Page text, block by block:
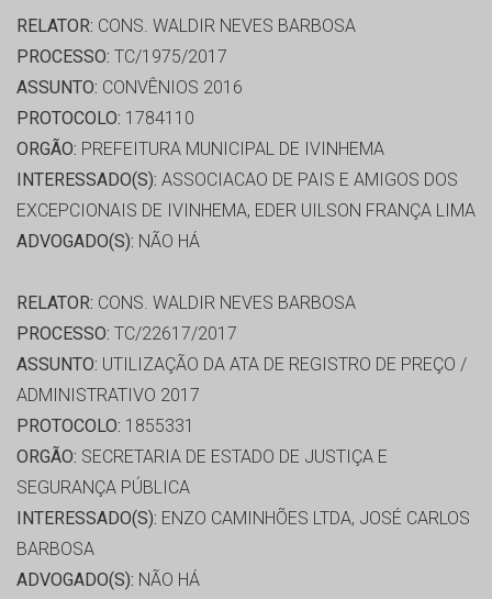
RELATOR: CONS. WALDIR NEVES BARBOSA
PROCESSO: TC/1975/2017
ASSUNTO: CONVÊNIOS 2016
PROTOCOLO: 1784110
ORGÃO: PREFEITURA MUNICIPAL DE IVINHEMA
INTERESSADO(S): ASSOCIACAO DE PAIS E AMIGOS DOS
EXCEPCIONAIS DE IVINHEMA, EDER UILSON FRANÇA LIMA
ADVOGADO(S): NÃO HÁ
RELATOR: CONS. WALDIR NEVES BARBOSA
PROCESSO: TC/22617/2017
ASSUNTO: UTILIZAÇÃO DA ATA DE REGISTRO DE PREÇO /
ADMINISTRATIVO 2017
PROTOCOLO: 1855331
ORGÃO: SECRETARIA DE ESTADO DE JUSTIÇA E
SEGURANÇA PÚBLICA
INTERESSADO(S): ENZO CAMINHÕES LTDA, JOSÉ CARLOS
BARBOSA
ADVOGADO(S): NÃO HÁ